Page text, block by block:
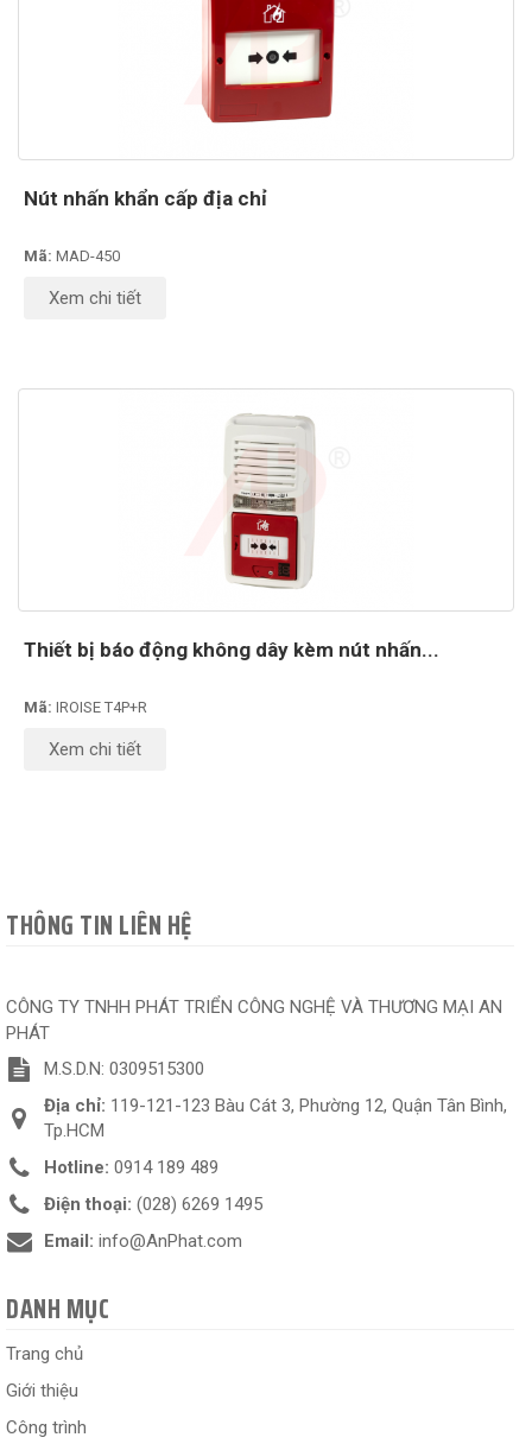
Nút nhấn khẩn cấp địa chỉ
Mã: MAD-450
Xem chi tiết
Thiết bị báo động không dây kèm nút nhấn...
Mã: IROISE T4P+R
Xem chi tiết
THÔNG TIN LIÊN HỆ
CÔNG TY TNHH PHÁT TRIỂN CÔNG NGHỆ VÀ THƯƠNG MẠI AN
PHÁT
M.S.D.N: 0309515300
Địa chỉ: 119-121-123 Bàu Cát 3, Phường 12, Quận Tân Bình,
Tp.HCM
Hotline: 0914 189 489
Điện thoại: (028) 6269 1495
Email: info@AnPhat.com
DANH MỤC
Trang chủ
Giới thiệu
Công trình